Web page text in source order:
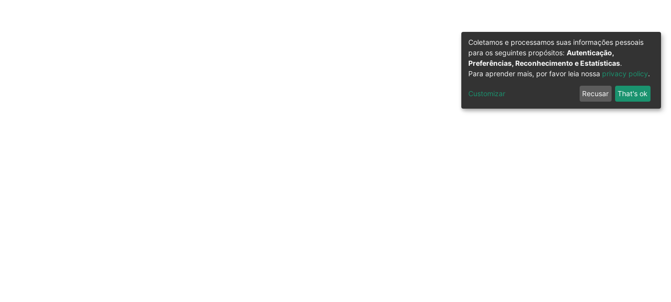
Coletamos e processamos suas informações pessoais
para os seguintes propósitos: Autenticação,
Preferências, Reconhecimento e Estatísticas.
Para aprender mais, por favor leia nossa privacy policy.
Customizar Recusar That's ok